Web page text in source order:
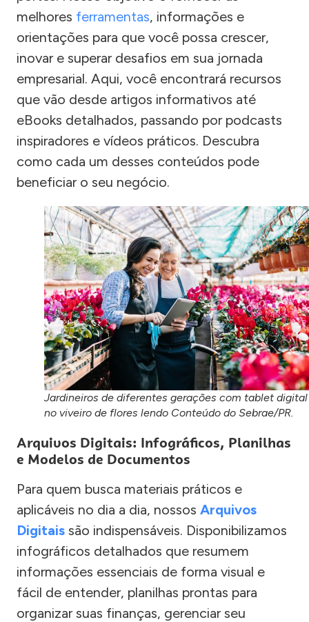
melhores ferramentas, informações e
orientações para que você possa crescer,
inovar e superar desafios em sua jornada
empresarial. Aqui, você encontrará recursos
que vão desde artigos informativos até
eBooks detalhados, passando por podcasts
inspiradores e vídeos práticos. Descubra
como cada um desses conteúdos pode
beneficiar o seu negócio.
Jardineiros de diferentes gerações com tablet digital
no viveiro de flores lendo Conteúdo do Sebrae/PR.
Arquivos Digitais: Infográficos, Planilhas
e Modelos de Documentos
Para quem busca materiais práticos e
aplicáveis no dia a dia, nossos Arquivos
Digitais são indispensáveis. Disponibilizamos
infográficos detalhados que resumem
informações essenciais de forma visual e
fácil de entender, planilhas prontas para
organizar suas finanças, gerenciar seu